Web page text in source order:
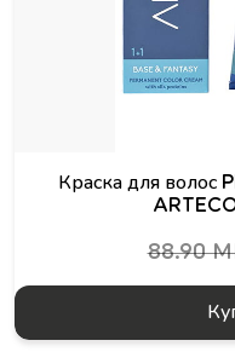
Краска для волос
88.90